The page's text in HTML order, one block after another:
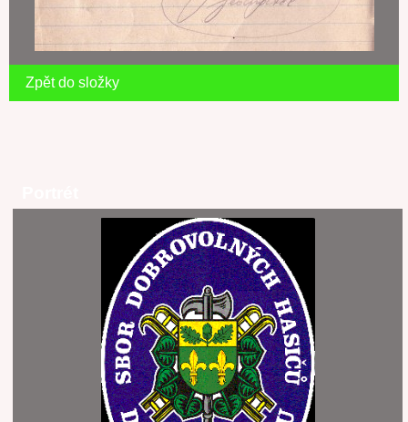
Zpět do složky